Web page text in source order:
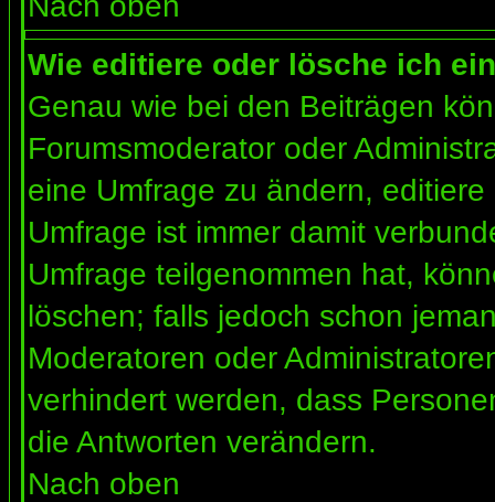
Wie editiere oder lösche ich
Genau wie bei den Beiträgen
Forumsmoderator oder
eine Umfrage zu ändern,
Umfrage ist immer damit
Umfrage teilgenommen hat,
löschen; falls jedoch schon
Moderatoren oder
verhindert werden, dass
die Antworten verändern.
Nach oben